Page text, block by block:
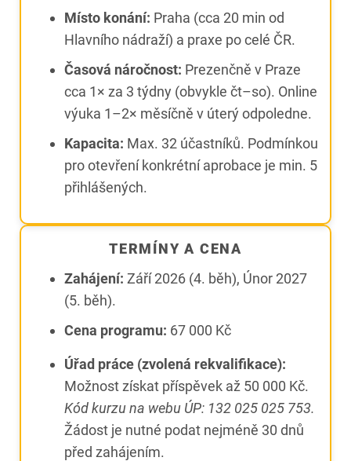
Místo konání: Praha (cca 20 min od
Hlavního nádraží) a praxe po celé ČR.
Časová náročnost: Prezenčně v Praze
cca 1× za 3 týdny (obvykle čt–so). Online
výuka 1–2× měsíčně v úterý odpoledne.
Kapacita: Max. 32 účastníků. Podmínkou
pro otevření konkrétní aprobace je min. 5
přihlášených.
TERMÍNY A CENA
Zahájení: Září 2026 (4. běh), Únor 2027
(5. běh).
Cena programu: 67 000 Kč
Úřad práce (zvolená rekvalifikace):
Možnost získat příspěvek až 50 000 Kč.
Kód kurzu na webu ÚP: 132 025 025 753.
Žádost je nutné podat nejméně 30 dnů
před zahájením.